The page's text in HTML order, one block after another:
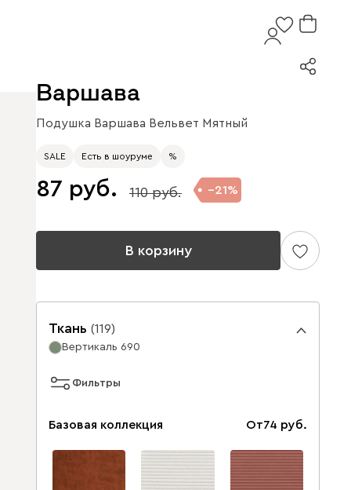
Варшава
Подушка Варшава Вельвет Мятный
SALE Есть в шоуруме %
87 110 21
В корзину
Ткань (119)
Вертикаль 690
Фильтры
Базовая коллекция От74